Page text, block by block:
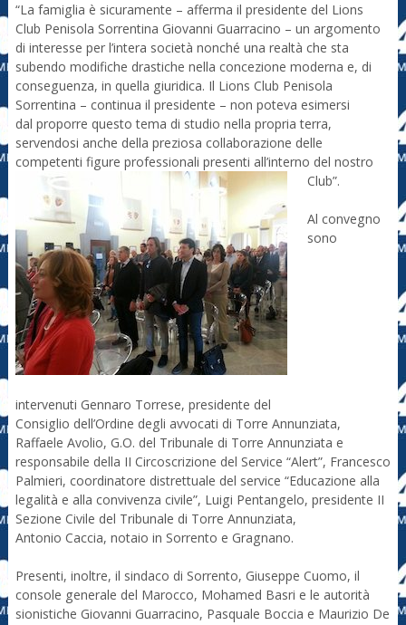
“La famiglia è sicuramente – afferma il presidente del Lions
Club Penisola Sorrentina Giovanni Guarracino – un argomento
di interesse per l’intera società nonché una realtà che sta
subendo modifiche drastiche nella concezione moderna e, di
conseguenza, in quella giuridica. Il Lions Club Penisola
Sorrentina – continua il presidente – non poteva esimersi
dal proporre questo tema di studio nella propria terra,
servendosi anche della preziosa collaborazione delle
competenti figure professionali presenti all’interno del nostro
Club”.
Al convegno
sono
intervenuti Gennaro Torrese, presidente del
Consiglio dell’Ordine degli avvocati di Torre Annunziata,
Raffaele Avolio, G.O. del Tribunale di Torre Annunziata e
responsabile della II Circoscrizione del Service “Alert”, Francesco
Palmieri, coordinatore distrettuale del service “Educazione alla
legalità e alla convivenza civile”, Luigi Pentangelo, presidente II
Sezione Civile del Tribunale di Torre Annunziata,
Antonio Caccia, notaio in Sorrento e Gragnano.
Presenti, inoltre, il sindaco di Sorrento, Giuseppe Cuomo, il
console generale del Marocco, Mohamed Basri e le autorità
sionistiche Giovanni Guarracino, Pasquale Boccia e Maurizio De